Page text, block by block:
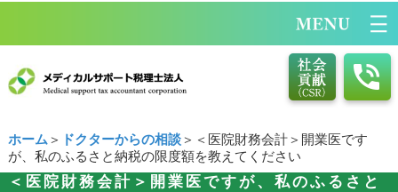
ホーム ＞ ドクターからの相談＞＜医院財務会計＞開業医です
が、私のふるさと納税の限度額を教えてください
＜医院財務会計＞開業医ですが、私のふるさと